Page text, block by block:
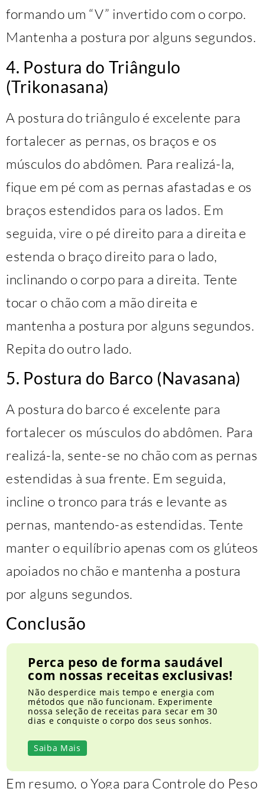
formando um “V” invertido com o corpo.
Mantenha a postura por alguns segundos.
4. Postura do Triângulo
(Trikonasana)
A postura do triângulo é excelente para
fortalecer as pernas, os braços e os
músculos do abdômen. Para realizá-la,
fique em pé com as pernas afastadas e os
braços estendidos para os lados. Em
seguida, vire o pé direito para a direita e
estenda o braço direito para o lado,
inclinando o corpo para a direita. Tente
tocar o chão com a mão direita e
mantenha a postura por alguns segundos.
Repita do outro lado.
5. Postura do Barco (Navasana)
A postura do barco é excelente para
fortalecer os músculos do abdômen. Para
realizá-la, sente-se no chão com as pernas
estendidas à sua frente. Em seguida,
incline o tronco para trás e levante as
pernas, mantendo-as estendidas. Tente
manter o equilíbrio apenas com os glúteos
apoiados no chão e mantenha a postura
por alguns segundos.
Conclusão
Perca peso de forma saudável
com nossas receitas exclusivas!
Não desperdice mais tempo e energia com
métodos que não funcionam. Experimente
nossa seleção de receitas para secar em 30
dias e conquiste o corpo dos seus sonhos.
Saiba Mais
Em resumo, o Yoga para Controle do Peso